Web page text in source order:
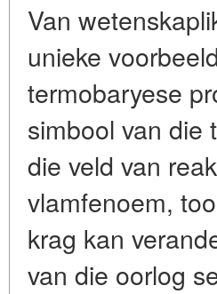
Van
unieke
termobaryese
simbool van die
die veld van
vlamfenoem,
krag kan
van die oorlog